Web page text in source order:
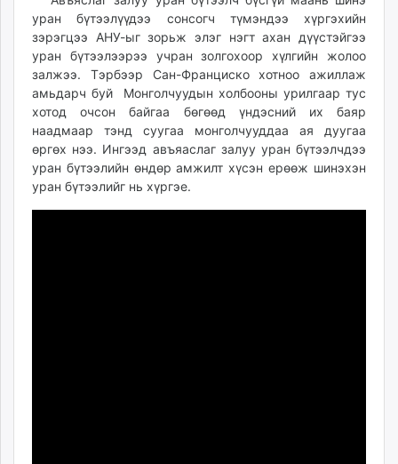
24tsag.mn
shuud.mn
eagle.mn
ergelt.mn
zarig.mn
today.mn
zuv.mn
mminfo.mn
ugluu.mn
уран бүтээлүүдээ сонсогч түмэндээ хүргэхийн
зэрэгцээ АНУ-ыг зорьж элэг нэгт ахан дүүстэйгээ
уран бүтээлээрээ учран золгохоор хүлгийн жолоо
залжээ. Тэрбээр Сан-Франциско хотноо ажиллаж
амьдарч буй Монголчуудын холбооны урилгаар тус
хотод очсон байгаа бөгөөд үндэсний их баяр
наадмаар тэнд суугаа монголчууддаа ая дуугаа
өргөх нээ. Ингээд авъяаслаг залуу уран бүтээлчдээ
уран бүтээлийн өндөр амжилт хүсэн ерөөж шинэхэн
уран бүтээлийг нь хүргэе.